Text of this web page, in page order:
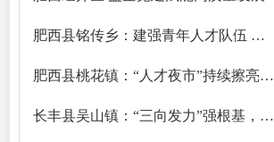
肥西县铭传乡：建强青年人才队伍 积蓄乡村振兴动能
肥西县桃花镇：“人才夜市”持续擦亮人才工作“金名片”
长丰县吴山镇：“三向发力”强根基，“三位一体”聚英才